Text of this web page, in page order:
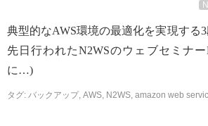
典型的なAWS環境の最適化を実現する3
先日行われたN2WSのウェブセミナー
に…)
タグ: バックアップ, AWS, N2WS, amazon web